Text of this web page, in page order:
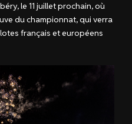
le 11 juillet prochain, où
du championnat, qui verra
français et européens